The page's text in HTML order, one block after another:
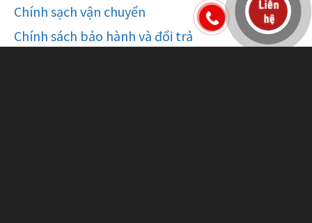
Chính sạch vận chuyển
Chính sách bảo hành và đổi trả